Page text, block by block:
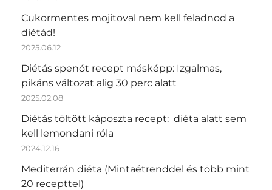
Cukormentes mojitoval nem kell feladnod a
diétád!
2025.06.12
Diétás spenót recept másképp: Izgalmas,
pikáns változat alig 30 perc alatt
2025.02.08
Diétás töltött káposzta recept: diéta alatt sem
kell lemondani róla
2024.12.16
Mediterrán diéta (Mintaétrenddel és több mint
20 recepttel)